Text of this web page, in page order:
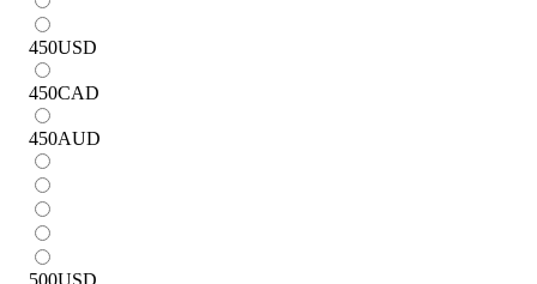
450USD
450CAD
450AUD
500USD